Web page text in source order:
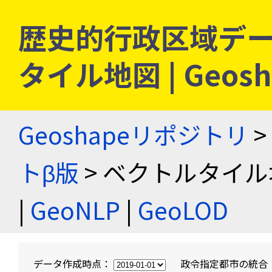
歴史的行政区域デ
タイル地図 |
Geoshapeリポジトリ >
トβ版 > ベクトルタイ
| GeoNLP | GeoLOD
データ作成時点： 政令指定都市の統